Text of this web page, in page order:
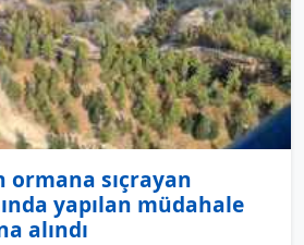
ormana sıçrayan
yapılan müdahale
alındı